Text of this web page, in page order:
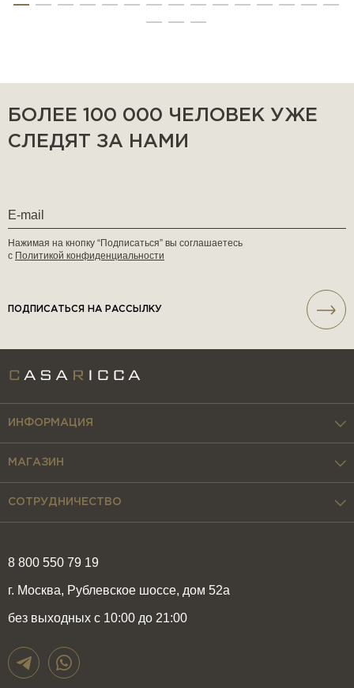
БОЛЕЕ 100 000 ЧЕЛОВЕК УЖЕ
СЛЕДЯТ ЗА НАМИ
Нажимая на кнопку “Подписаться” вы соглашаетесь
с Политикой конфиденциальности
ПОДПИСАТЬСЯ НА РАССЫЛКУ
8 800 550 79 19
г. Москва, Рублевское шоссе, дом 52а
без выходных с 10:00 до 21:00
ИНФОРМАЦИЯ
МАГАЗИН
СОТРУДНИЧЕСТВО